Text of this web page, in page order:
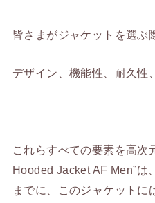
皆さまがジャケットを選ぶ
デザイン、機能性、耐久性
これらすべての要素を高次
Hooded Jacket AF Men”は
までに、このジャケットに